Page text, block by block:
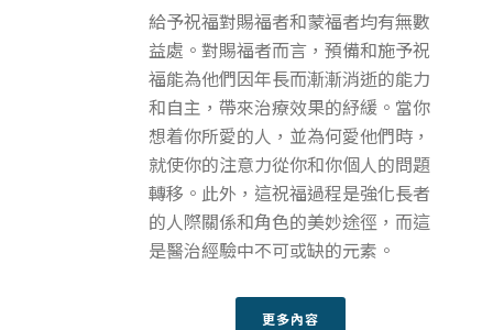
給予祝福對賜福者和蒙福者均有無數
益處。對賜福者而言，預備和施予祝
福能為他們因年長而漸漸消逝的能力
和自主，帶來治療效果的紓緩。當你
想着你所愛的人，並為何愛他們時，
就使你的注意力從你和你個人的問題
轉移。此外，這祝福過程是強化長者
的人際關係和角色的美妙途徑，而這
是醫治經驗中不可或缺的元素。
更多內容